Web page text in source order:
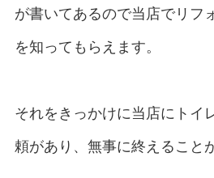
が書いてあるので当店でリフ
を知ってもらえます。
それをきっかけに当店にトイ
頼があり、無事に終えること